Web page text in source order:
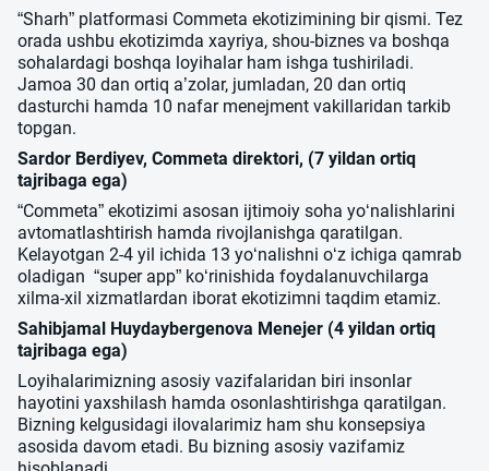
“Sharh” platformasi Commeta ekotizimining bir qismi. Tez
orada ushbu ekotizimda xayriya, shou-biznes va boshqa
sohalardagi boshqa loyihalar ham ishga tushiriladi.
Jamoa 30 dan ortiq a’zolar, jumladan, 20 dan ortiq
dasturchi hamda 10 nafar menejment vakillaridan tarkib
topgan.
Sardor Berdiyev, Commeta direktori, (7 yildan ortiq
tajribaga ega)
“Commeta” ekotizimi asosan ijtimoiy soha yo‘nalishlarini
avtomatlashtirish hamda rivojlanishga qaratilgan.
Kelayotgan 2-4 yil ichida 13 yo‘nalishni o‘z ichiga qamrab
oladigan “super app” ko‘rinishida foydalanuvchilarga
xilma-xil xizmatlardan iborat ekotizimni taqdim etamiz.
Sahibjamal Huydaybergenova Menejer (4 yildan ortiq
tajribaga ega)
Loyihalarimizning asosiy vazifalaridan biri insonlar
hayotini yaxshilash hamda osonlashtirishga qaratilgan.
Bizning kelgusidagi ilovalarimiz ham shu konsepsiya
asosida davom etadi. Bu bizning asosiy vazifamiz